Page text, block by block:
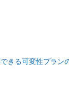
きる可変性プラ